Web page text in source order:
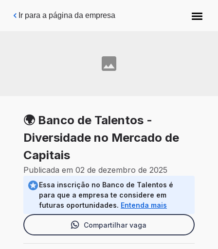
Pular para o conteúdo principal
Ir para a página da empresa
🌍 Banco de Talentos -
Diversidade no Mercado de
Capitais
Publicada em 02 de dezembro de 2025
Essa inscrição no Banco de Talentos é
para que a empresa te considere em
futuras oportunidades. Entenda mais
Compartilhar vaga